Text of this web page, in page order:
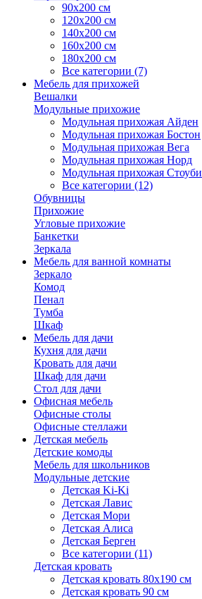
90х200 см
120х200 см
140х200 см
160х200 см
180х200 см
Все категории (7)
Мебель для прихожей
Вешалки
Модульные прихожие
Модульная прихожая Айден
Модульная прихожая Бостон
Модульная прихожая Вега
Модульная прихожая Норд
Модульная прихожая Стоуби
Все категории (12)
Обувницы
Прихожие
Угловые прихожие
Банкетки
Зеркала
Мебель для ванной комнаты
Зеркало
Комод
Пенал
Тумба
Шкаф
Мебель для дачи
Кухня для дачи
Кровать для дачи
Шкаф для дачи
Стол для дачи
Офисная мебель
Офисные столы
Офисные стеллажи
Детская мебель
Детские комоды
Мебель для школьников
Модульные детские
Детская Ki-Ki
Детская Лавис
Детская Мори
Детская Алиса
Детская Берген
Все категории (11)
Детская кровать
Детская кровать 80х190 см
Детская кровать 90 см